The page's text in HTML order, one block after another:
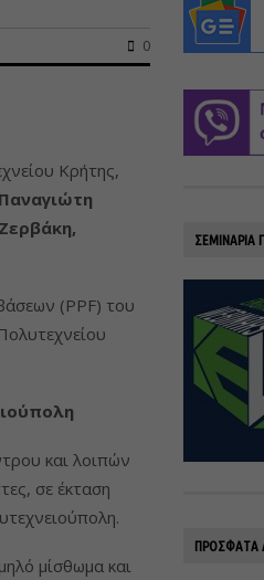
0
Κρήτης,
Παναγιώτη
(PPF) του
και λοιπών
σε έκταση
μίσθωμα και
ΣΕΜΙΝΑΡΙΑ
ΠΡΟΣΦΑΤΑ